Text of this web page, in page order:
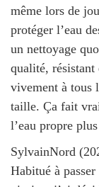
même lors de
protéger l’eau
un nettoyage
qualité, résistant
vivement à tous
taille. Ça fait
l’eau propre
SylvainNord (
Habitué à